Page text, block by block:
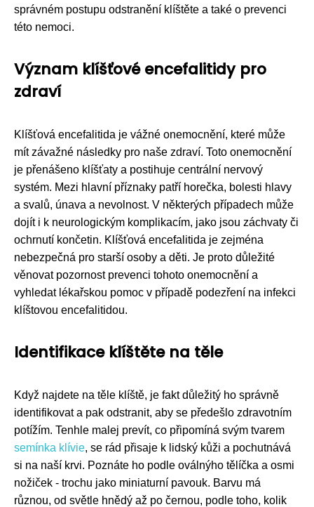
správném postupu odstranění klíštěte a také o prevenci
této nemoci.
Význam klíšťové encefalitidy pro
zdraví
Klíšťová encefalitida je vážné onemocnění, které může
mít závažné následky pro naše zdraví. Toto onemocnění
je přenášeno klíšťaty a postihuje centrální nervový
systém. Mezi hlavní příznaky patří horečka, bolesti hlavy
a svalů, únava a nevolnost. V některých případech může
dojít i k neurologickým komplikacím, jako jsou záchvaty či
ochrnutí končetin. Klíšťová encefalitida je zejména
nebezpečná pro starší osoby a děti. Je proto důležité
věnovat pozornost prevenci tohoto onemocnění a
vyhledat lékařskou pomoc v případě podezření na infekci
klíštovou encefalitidou.
Identifikace klíštěte na těle
Když najdete na těle klíště, je fakt důležitý ho správně
identifikovat a pak odstranit, aby se předešlo zdravotním
potížím. Tenhle malej prevít, co připomíná svým tvarem
semínka klívie, se rád přisaje k lidský kůži a pochutnává
si na naší krvi. Poznáte ho podle oválnýho tělíčka a osmi
nožiček - trochu jako miniaturní pavouk. Barvu má
různou, od světle hnědý až po černou, podle toho, kolik